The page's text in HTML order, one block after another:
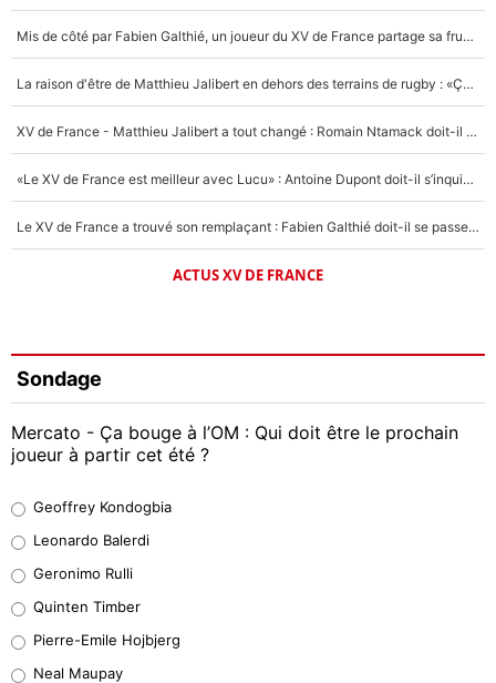
Mis de côté par Fabien Galthié, un joueur du XV de France partage sa frustration : «ils ne me l’ont pas dit tout de suite»
La raison d'être de Matthieu Jalibert en dehors des terrains de rugby : «Ça m'atteint autant que si tu touches à un membre de ma famille»
XV de France - Matthieu Jalibert a tout changé : Romain Ntamack doit-il s’inquiéter pour sa place à un an de la Coupe du monde ?
«Le XV de France est meilleur avec Lucu» : Antoine Dupont doit-il s’inquiéter pour sa place ?
Le XV de France a trouvé son remplaçant : Fabien Galthié doit-il se passer d'Antoine Dupont ?
ACTUS XV DE FRANCE
Sondage
Mercato - Ça bouge à l’OM : Qui doit être le prochain
joueur à partir cet été ?
38%
32%
5%
Geoffrey Kondogbia
Leonardo Balerdi
Geronimo Rulli
Quinten Timber
Pierre-Emile Hojbjerg
Neal Maupay